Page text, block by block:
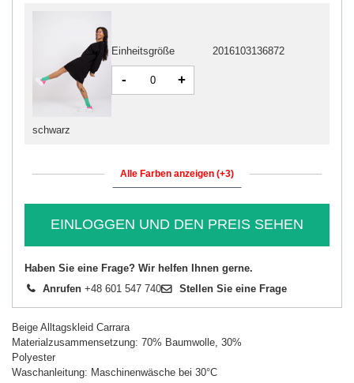
schwarz
Einheitsgröße 2016103136872
- +
Alle Farben anzeigen (+3)
EINLOGGEN UND DEN PREIS SEHEN
Haben Sie eine Frage? Wir helfen Ihnen gerne.
Anrufen +48 601 547 740 Stellen Sie eine Frage
Beige Alltagskleid Carrara
Materialzusammensetzung: 70% Baumwolle, 30%
Polyester
Waschanleitung: Maschinenwäsche bei 30°C